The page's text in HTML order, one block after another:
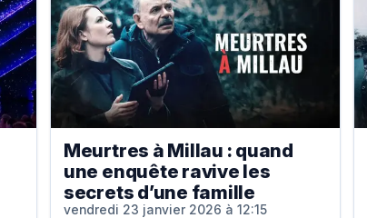
Meurtres à Millau : quand
une enquête ravive les
secrets d’une famille
vendredi 23 janvier 2026 à 12:15